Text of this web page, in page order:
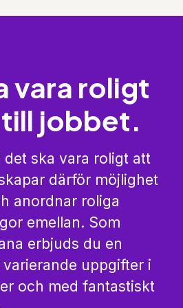
vara roligt
jobbet.
ska vara roligt att
därför möjlighet
anordnar roliga
emellan. Som
erbjuds du en
uppgifter i
och med fantastiskt